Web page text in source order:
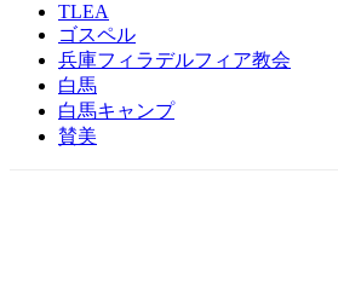
TLEA
ゴスペル
兵庫フィラデルフィア教会
白馬
白馬キャンプ
賛美